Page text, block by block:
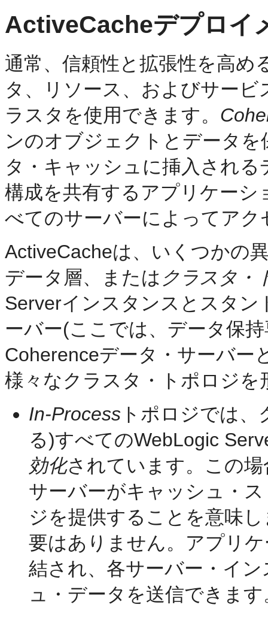
ActiveCacheデプロイ
通常、信頼性と拡張性を高め
タ、リソース、およびサー
ラスタを使用できます。
ンのオブジェクトとデータ
タ・キャッシュに挿入され
構成を共有するアプリケー
べてのサーバーによってアク
ActiveCacheは、いくつかの
データ層、または クラスタ・
Serverインスタンスとスタ
ーバー(ここでは、データ保
Coherenceデータ・サーバー
様々なクラスタ・トポロジを
In-Process トポロジでは
る)すべてのWebLogic
効化されています。この
サーバーがキャッシュ・
ジを提供することを意味
要はありません。アプリ
結され、各サーバー・イ
ュ・データを送信できます